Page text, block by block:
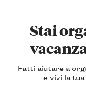
Stai
Fatti aiutare a
e vivi la